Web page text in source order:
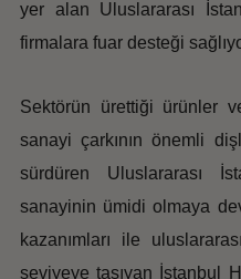
yer alan Uluslararası
firmalara fuar desteği
Sektörün ürettiği ürünler
sanayi çarkının önemli
sürdüren Uluslararası
sanayinin ümidi olmaya
kazanımları ile
seviyeye taşıyan İstanbul